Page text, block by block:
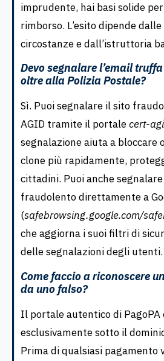
imprudente, hai basi solide
rimborso. L’esito dipende
circostanze e dall’istruttoria
Devo segnalare l’email
oltre alla Polizia Postale?
Sì. Puoi segnalare il sito
AGID tramite il portalecert-
segnalazione aiuta a bloccare
clone più rapidamente,
cittadini. Puoi anche
fraudolento direttamente a
(safebrowsing.google.com/
che aggiorna i suoi filtri di
delle segnalazioni degli utenti.
Come faccio a riconoscere
da uno falso?
Il portale autentico di PagoPA
esclusivamente sotto il
Prima di qualsiasi pagamento